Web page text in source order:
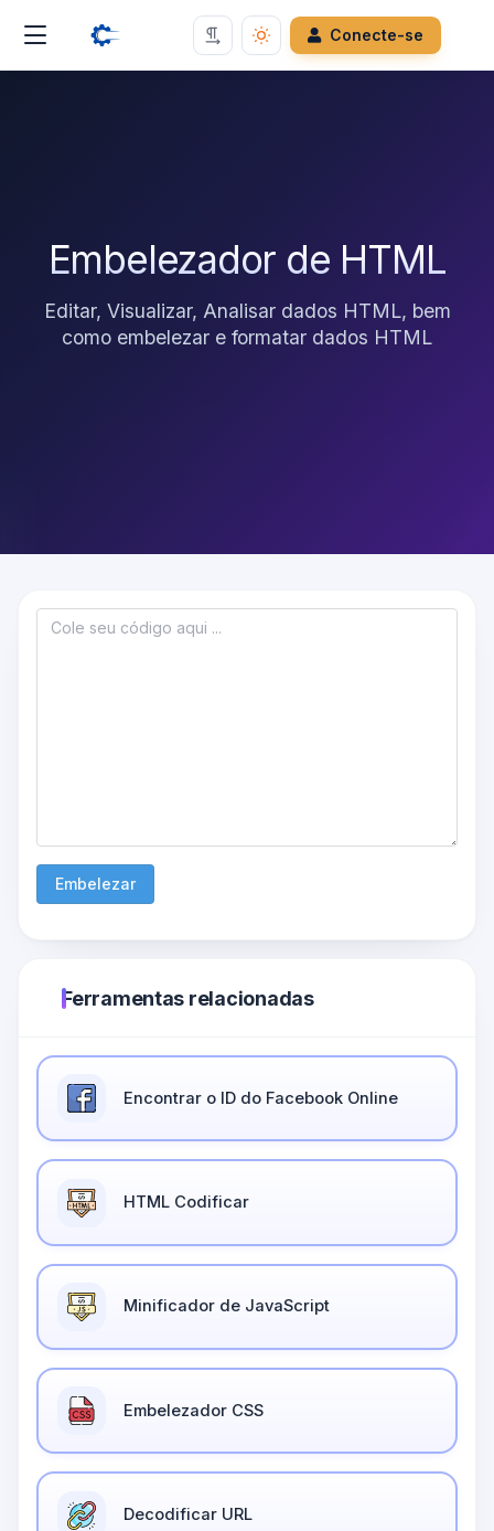
Conecte-se
Embelezador de HTML
Editar, Visualizar, Analisar dados HTML, bem
como embelezar e formatar dados HTML
Embelezar
Ferramentas relacionadas
Encontrar o ID do Facebook Online
HTML Codificar
Minificador de JavaScript
Embelezador CSS
Decodificar URL